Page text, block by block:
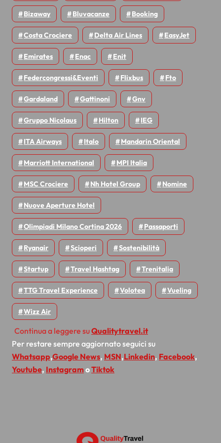
Bizaway Bluvacanze Booking
Costa Crociere Delta Air Lines EasyJet
Emirates Enac Enit
Federcongressi&eventi Flixbus Fto
Gardaland Gattinoni Gnv
Gruppo Nicolaus Hilton IEG
ITA Airways Italo Mandarin Oriental
Marriott International MPI Italia
MSC Crociere Nh Hotel Group Nomine
Nuove Aperture Hotel
Olimpiadi Milano Cortina 2026 Passaporti
Ryanair Scioperi Sostenibilità
Startup Travel Hashtag Trenitalia
TTG Travel Experience Volotea Vueling
Wizz Air
Continua a leggere suQualitytravel.it
Per restare sempre aggiornato seguici su
Whatsapp,Google News, MSN,Linkedin, Facebook,
Youtube, InstagramoTiktok